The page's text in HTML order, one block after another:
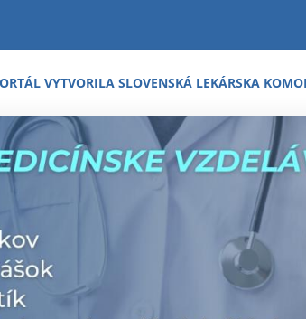
VYTVORILA SLOVENSKÁ LEKÁRSKA